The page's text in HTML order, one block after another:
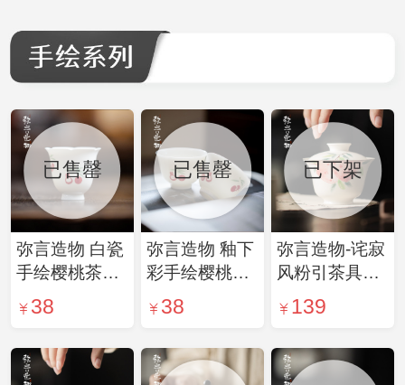
已售罄
弥言造物 白瓷
手绘樱桃茶杯
手工陶瓷花口
主人杯闻香聚
夫茶
38
已售罄
弥言造物 釉下
彩手绘樱桃茶
杯家用小清新
品茗杯喝茶杯
具
38
已下架
弥言造物-诧寂
风粉引茶具粗
陶盖碗粉彩手
绘桃子泡茶碗
单个
139